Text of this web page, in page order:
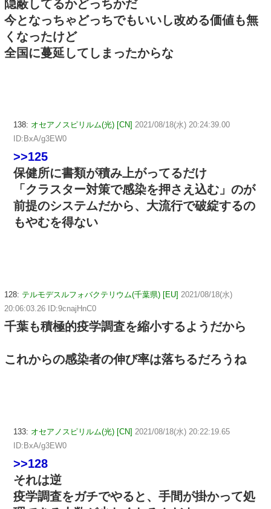
隠蔽してるかどっちかだ
今となっちゃどっちでもいいし改める価値も無
くなったけど
全国に蔓延してしまったからな
138: オセアノスピリルム(光) [CN] 2021/08/18(水) 20:24:39.00
ID:BxA/g3EW0
>>125
保健所に書類が積み上がってるだけ
「クラスター対策で感染を押さえ込む」のが
前提のシステムだから、大流行で破綻するの
もやむを得ない
128: テルモデスルフォバクテリウム(千葉県) [EU] 2021/08/18(水)
20:06:03.26 ID:9cnajHnC0
千葉も積極的疫学調査を縮小するようだから
これからの感染者の伸び率は落ちるだろうね
133: オセアノスピリルム(光) [CN] 2021/08/18(水) 20:22:19.65
ID:BxA/g3EW0
>>128
それは逆
疫学調査をガチでやると、手間が掛かって処